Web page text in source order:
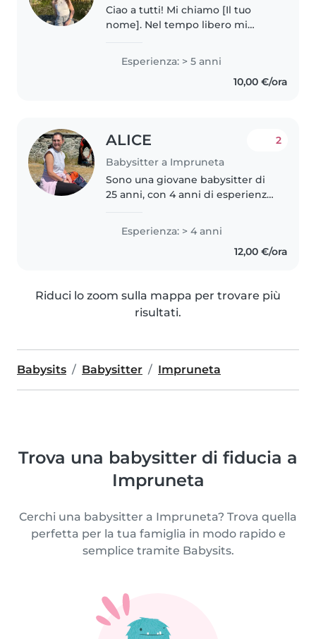
Ciao a tutti! Mi chiamo [Il tuo
nome]. Nel tempo libero mi
lavoretti e attività stimolanti per i
più piccoli. Sono solare,
responsabile e non vedo..
Esperienza: > 5 anni
10,00 €/ora
ALICE
Babysitter a Impruneta
2
Sono una giovane babysitter di
25 anni, con 4 anni di esperienza
età, dai neonati ai bambini in età
scolare. Sono creativa,
responsabile e premurosa,..
Esperienza: > 4 anni
12,00 €/ora
Riduci lo zoom sulla mappa per trovare più
risultati.
Babysits Babysitter Impruneta
Trova una babysitter di fiducia a
Impruneta
Cerchi una babysitter a Impruneta? Trova quella
perfetta per la tua famiglia in modo rapido e
semplice tramite Babysits.